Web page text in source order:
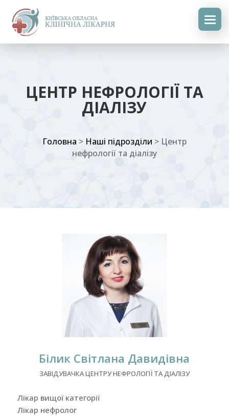
ЦЕНТР НЕФРОЛОГІЇ ТА
ДІАЛІЗУ
Головна > Наші підрозділи > Центр
нефрології та діалізу
Білик Світлана Давидівна
ЗАВІДУВАЧКА ЦЕНТРУ НЕФРОЛОГІЇ ТА ДІАЛІЗУ
Лікар вищої категорії
Лікар нефролог